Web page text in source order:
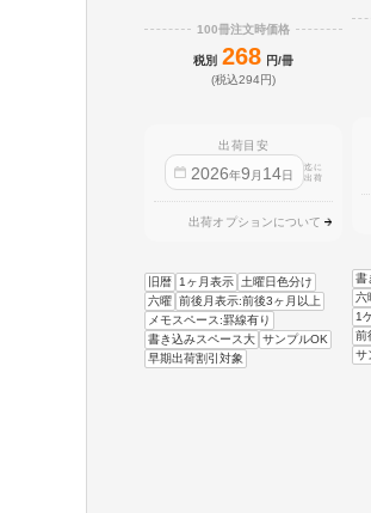
100冊注文時価格
税別 268 円/冊
(税込294円)
出荷目安
2026年9 月 14日
迄に
出荷
出荷オプションについて
旧暦 1ヶ月表示
土曜日色分け
六曜 前後月表示:前後3ヶ月以上
メモスペース:罫線有り
書き込みスペース大 サンプルOK
早期出荷割引対象
書
六
1
前
サ